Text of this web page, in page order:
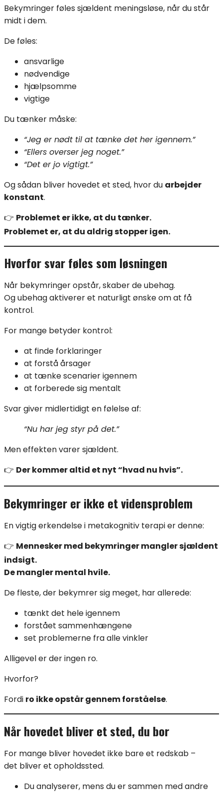
Bekymringer føles sjældent meningsløse, når du står
midt i dem.
De føles:
ansvarlige
nødvendige
hjælpsomme
vigtige
Du tænker måske:
“Jeg er nødt til at tænke det her igennem.”
“Ellers overser jeg noget.”
“Det er jo vigtigt.”
Og sådan bliver hovedet et sted, hvor du arbejder
konstant.
👉 Problemet er ikke, at du tænker.
Problemet er, at du aldrig stopper igen.
Hvorfor svar føles som løsningen
Når bekymringer opstår, skaber de ubehag.
Og ubehag aktiverer et naturligt ønske om at få
kontrol.
For mange betyder kontrol:
at finde forklaringer
at forstå årsager
at tænke scenarier igennem
at forberede sig mentalt
Svar giver midlertidigt en følelse af:
“Nu har jeg styr på det.”
Men effekten varer sjældent.
👉 Der kommer altid et nyt “hvad nu hvis”.
Bekymringer er ikke et vidensproblem
En vigtig erkendelse i metakognitiv terapi er denne:
👉 Mennesker med bekymringer mangler sjældent
indsigt.
De mangler mental hvile.
De fleste, der bekymrer sig meget, har allerede:
tænkt det hele igennem
forstået sammenhængene
set problemerne fra alle vinkler
Alligevel er der ingen ro.
Hvorfor?
Fordi ro ikke opstår gennem forståelse.
Når hovedet bliver et sted, du bor
For mange bliver hovedet ikke bare et redskab –
det bliver et opholdssted.
Du analyserer, mens du er sammen med andre